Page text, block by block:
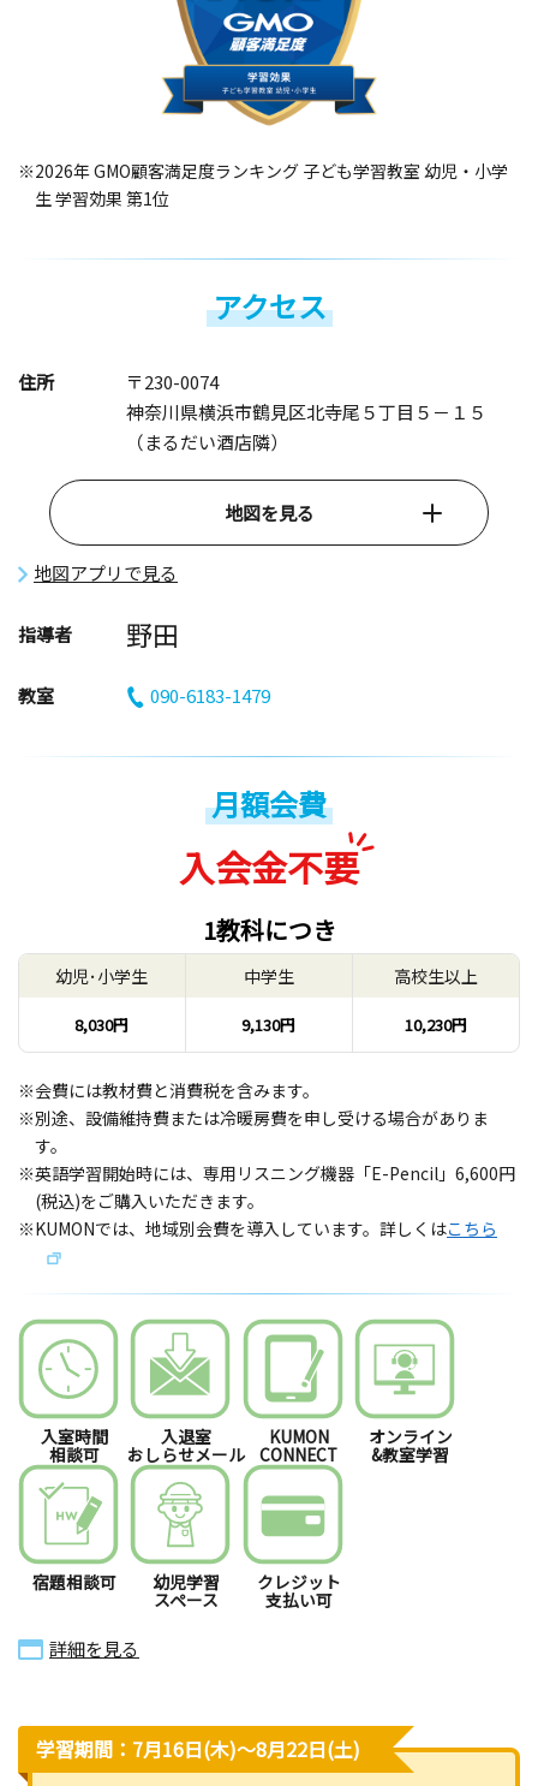
※2026年 GMO顧客満足度ランキング 子ども学習教室 幼児・小学
生 学習効果 第1位
アクセス
住所
〒230-0074
神奈川県横浜市鶴見区北寺尾５丁目５－１５
（まるだい酒店隣）
地図を見る
地図アプリで見る
指導者 野田
教室 090-6183-1479
月額会費
入会金不要
1教科につき
幼児･小学生
8,030円
中学生
9,130円
高校生以上
10,230円
※会費には教材費と消費税を含みます。
※別途、設備維持費または冷暖房費を申し受ける場合がありま
す。
※英語学習開始時には、専用リスニング機器「E-Pencil」6,600円
(税込)をご購入いただきます。
※KUMONでは、地域別会費を導入しています。詳しくはこちら
入室時間
相談可
入退室
おしらせメール
KUMON
CONNECT
オンライン
&教室学習
宿題相談可 幼児学習
スペース
クレジット
支払い可
詳細を見る
学習期間：7月16日(木)〜8月22日(土)